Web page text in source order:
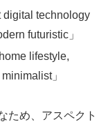
digital technology
futuristic」
lifestyle,
」
ため、アスペクト